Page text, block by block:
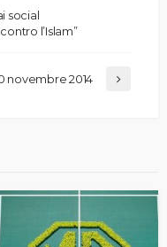
social
l’Islam”
novembre 2014